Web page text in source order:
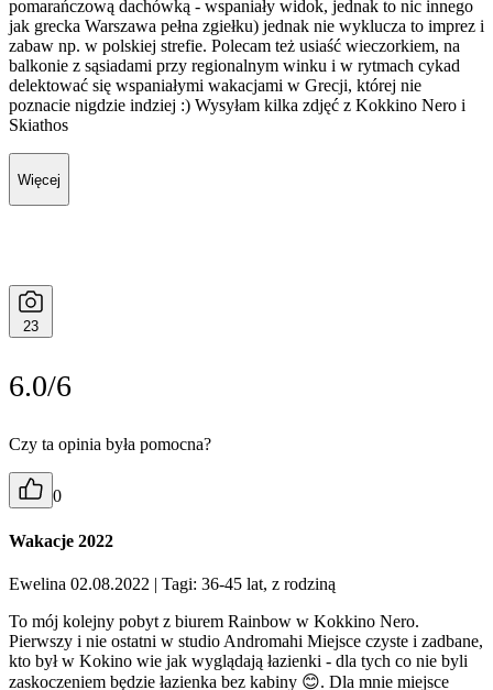
pomarańczową dachówką - wspaniały widok, jednak to nic innego
jak grecka Warszawa pełna zgiełku) jednak nie wyklucza to imprez i
zabaw np. w polskiej strefie. Polecam też usiaść wieczorkiem, na
balkonie z sąsiadami przy regionalnym winku i w rytmach cykad
delektować się wspaniałymi wakacjami w Grecji, której nie
poznacie nigdzie indziej :) Wysyłam kilka zdjęć z Kokkino Nero i
Skiathos
Więcej
23
6.0/6
Czy ta opinia była pomocna?
0
Wakacje 2022
Ewelina 02.08.2022 | Tagi: 36-45 lat, z rodziną
To mój kolejny pobyt z biurem Rainbow w Kokkino Nero.
Pierwszy i nie ostatni w studio Andromahi Miejsce czyste i zadbane,
kto był w Kokino wie jak wyglądają łazienki - dla tych co nie byli
zaskoczeniem będzie łazienka bez kabiny 😊. Dla mnie miejsce